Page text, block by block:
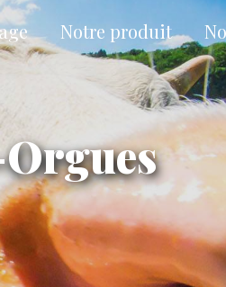
Notre produit